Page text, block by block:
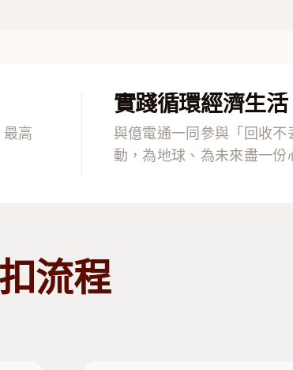
高
實踐循環經濟生活
與億電通一同參與「回收不
動，為地球、為未來盡一份
流程